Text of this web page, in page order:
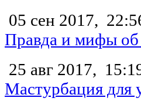
05 сен 2017,
Правда и мифы об
25 авг 2017,
Мастурбация для